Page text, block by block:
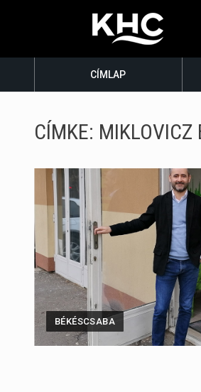
CÍMLAP
CÍMKE: MIKLOVICZ
BÉKÉSCSABA